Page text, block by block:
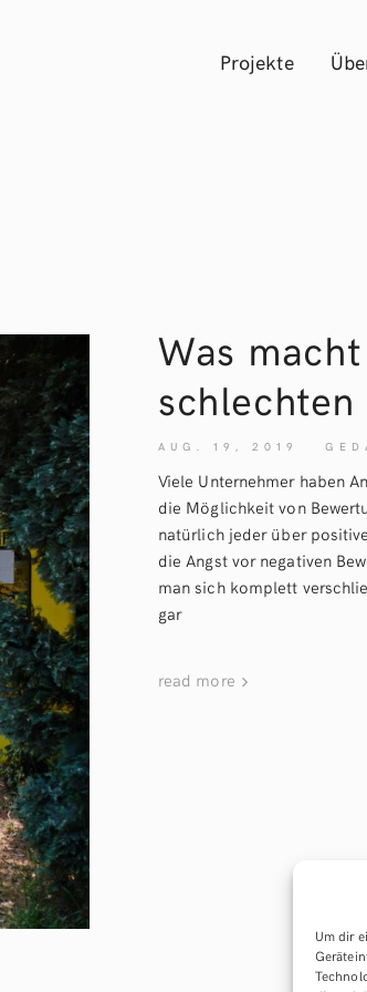
Um dir
Projekte
Was
schlechten
AUG. 19, 2019
Viele Unternehmer haben
die Möglichkeit von
natürlich jeder über
die Angst vor negativen
man sich komplett
gar
read more